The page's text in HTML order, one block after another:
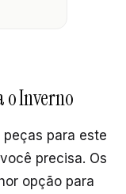
o Inverno
para este
precisa. Os
opção para